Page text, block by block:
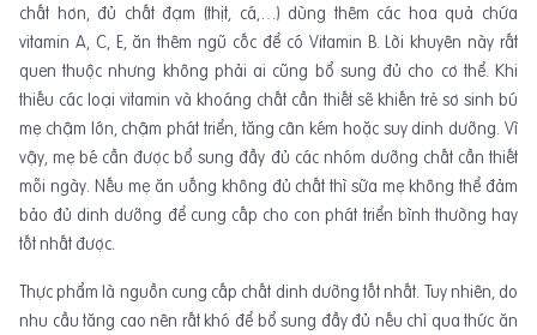
chất hơn, đủ chất đạm (thịt, cá,…) dùng thêm các hoa quả chứa
vitamin A, C, E, ăn thêm ngũ cốc để có Vitamin B. Lời khuyên này rất
quen thuộc nhưng không phải ai cũng bổ sung đủ cho cơ thể. Khi
thiếu các loại vitamin và khoáng chất cần thiết sẽ khiến trẻ sơ sinh bú
mẹ chậm lớn, chậm phát triển, tăng cân kém hoặc suy dinh dưỡng. Vì
vậy, mẹ bé cần được bổ sung đầy đủ các nhóm dưỡng chất cần thiết
mỗi ngày. Nếu mẹ ăn uống không đủ chất thì sữa mẹ không thể đảm
bảo đủ dinh dưỡng để cung cấp cho con phát triển bình thường hay
tốt nhất được.
Thực phẩm là nguồn cung cấp chất dinh dưỡng tốt nhất. Tuy nhiên, do
nhu cầu tăng cao nên rất khó để bổ sung đầy đủ nếu chỉ qua thức ăn